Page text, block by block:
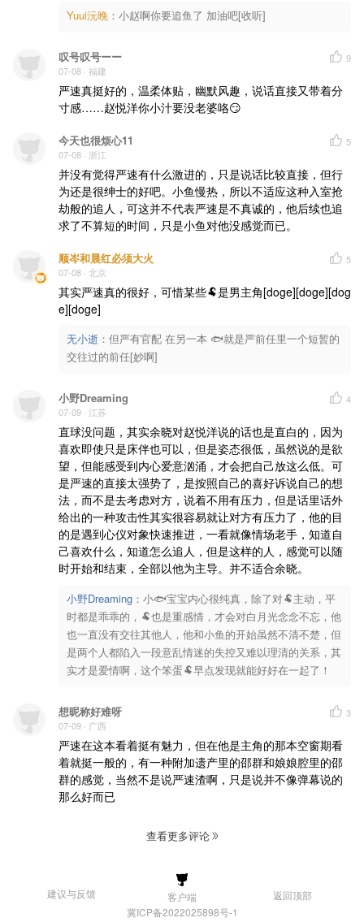
Yuui沅晚 ： 小赵啊你要追鱼了 加油吧[收听]
叹号叹号ーー
07-08 · 福建
9
严速真挺好的，温柔体贴，幽默风趣，说话直接又带着分
寸感……赵悦洋你小汁要没老婆咯😏
今天也很烦心11
07-08 · 浙江
5
并没有觉得严速有什么激进的，只是说话比较直接，但行
为还是很绅士的好吧。小鱼慢热，所以不适应这种入室抢
劫般的追人，可这并不代表严速是不真诚的，他后续也追
求了不算短的时间，只是小鱼对他没感觉而已。
顺岑和晨红必须大火
07-08 · 北京
5
其实严速真的很好，可惜某些🐏是男主角[doge][doge][dog
e][doge]
无小逝 ： 但严有官配 在另一本 🐟就是严前任里一个短暂的
交往过的前任[妙啊]
小野Dreaming
07-09 · 江苏
4
直球没问题，其实余晓对赵悦洋说的话也是直白的，因为
喜欢即使只是床伴也可以，但是姿态很低，虽然说的是欲
望，但能感受到内心爱意汹涌，才会把自己放这么低。可
是严速的直接太强势了，是按照自己的喜好诉说自己的想
法，而不是去考虑对方，说着不用有压力，但是话里话外
给出的一种攻击性其实很容易就让对方有压力了，他的目
的是遇到心仪对象快速推进，一看就像情场老手，知道自
己喜欢什么，知道怎么追人，但是这样的人，感觉可以随
时开始和结束，全部以他为主导。并不适合余晓。
小野Dreaming ： 小🐟宝宝内心很纯真，除了对🐏主动，平
时都是乖乖的，🐏也是重感情，才会对白月光念念不忘，他
也一直没有交往其他人，他和小鱼的开始虽然不清不楚，但
是两个人都陷入一段意乱情迷的失控又难以理清的关系，其
实才是爱情啊，这个笨蛋🐏早点发现就能好好在一起了！
想昵称好难呀
07-09 · 广西
3
严速在这本看着挺有魅力，但在他是主角的那本空窗期看
着就挺一般的，有一种附加遗产里的邵群和娘娘腔里的邵
群的感觉，当然不是说严速渣啊，只是说并不像弹幕说的
那么好而已
查看更多评论
建议与反馈 客户端
返回顶部
冀ICP备2022025898号-1